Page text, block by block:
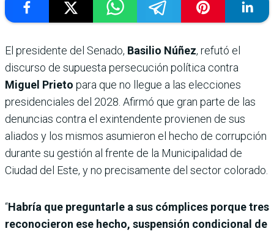
El presidente del Senado, Basilio Núñez, refutó el
discurso de supuesta persecución política contra
Miguel Prieto para que no llegue a las elecciones
presidenciales del 2028. Afirmó que gran parte de las
denuncias contra el exintendente provienen de sus
aliados y los mismos asumieron el hecho de corrupción
durante su gestión al frente de la Municipalidad de
Ciudad del Este, y no precisamente del sector colorado.
“Habría que preguntarle a sus cómplices porque tres
reconocieron ese hecho, suspensión condicional de